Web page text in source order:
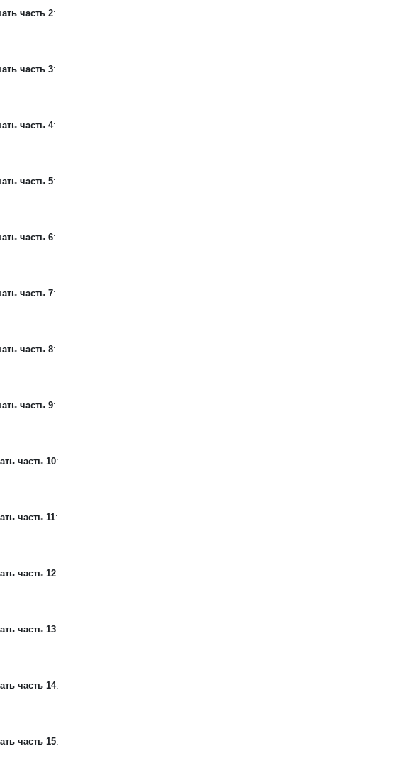
часть 2:
часть 3:
часть 4:
часть 5:
часть 6:
часть 7:
часть 8:
часть 9:
часть 10:
часть 11:
часть 12:
часть 13:
часть 14:
часть 15: